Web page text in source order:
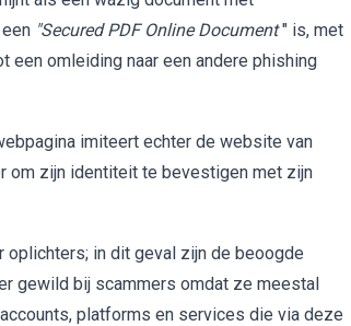
"Secured PDF Online Document " is, met
een omleiding naar een andere phishing
imiteert echter de website van
om zijn identiteit te bevestigen met zijn
in dit geval zijn de beoogde
gewild bij scammers omdat ze meestal
platforms en services die via deze